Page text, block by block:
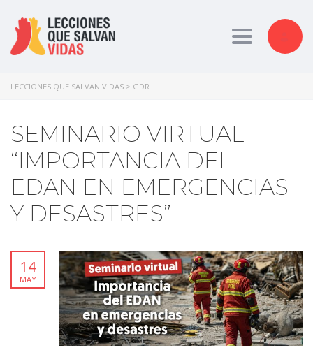
Toggle
LECCIONES QUE SALVAN VIDAS > GDR
SEMINARIO VIRTUAL
“IMPORTANCIA DEL
EDAN EN EMERGENCIAS
Y DESASTRES”
14
MAY